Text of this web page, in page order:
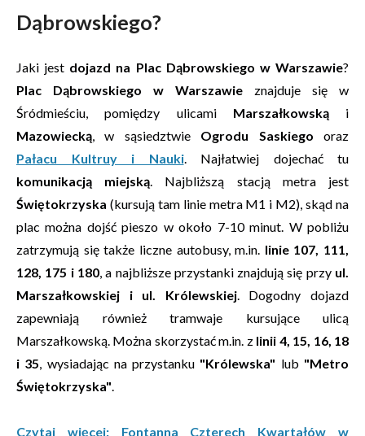
Dąbrowskiego?
Jaki jest dojazd na Plac Dąbrowskiego w Warszawie?
Plac Dąbrowskiego w Warszawie znajduje się w
Śródmieściu, pomiędzy ulicami Marszałkowskąi
Mazowiecką, w sąsiedztwie Ogrodu Saskiego oraz
Pałacu Kultruy i Nauki. Najłatwiej dojechać tu
komunikacją miejską. Najbliższą stacją metra jest
Świętokrzyska (kursują tam linie metra M1 i M2), skąd na
plac można dojść pieszo w około 7-10 minut. W pobliżu
zatrzymują się także liczne autobusy, m.in. linie 107, 111,
128, 175 i 180, a najbliższe przystanki znajdują się przy ul.
Marszałkowskiej i ul. Królewskiej. Dogodny dojazd
zapewniają również tramwaje kursujące ulicą
Marszałkowską. Można skorzystać m.in. z linii 4, 15, 16, 18
i 35, wysiadając na przystanku "Królewska" lub "Metro
Świętokrzyska".
Czytaj więcej: Fontanna Czterech Kwartałów w